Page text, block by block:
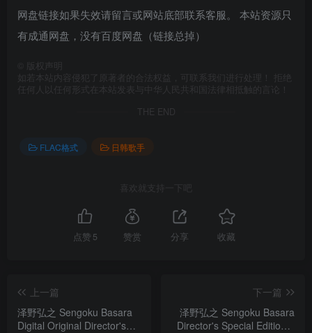
网盘链接如果失效请留言或网站底部联系客服。 本站资源只
有成通网盘，没有百度网盘（链接总掉）
版权声明
如若本站内容侵犯了原著者的合法权益，可联系我们进行处理！ 拒绝
任何人以任何形式在本站发表与中华人民共和国法律相抵触的言论！
THE END
FLAC格式 日韩歌手
喜欢就支持一下吧
点赞 5 赞赏 分享 收藏
上一篇
泽野弘之 Sengoku Basara
Digital Original Director's
下一篇
泽野弘之 Sengoku Basara
Director's Special Edition 2